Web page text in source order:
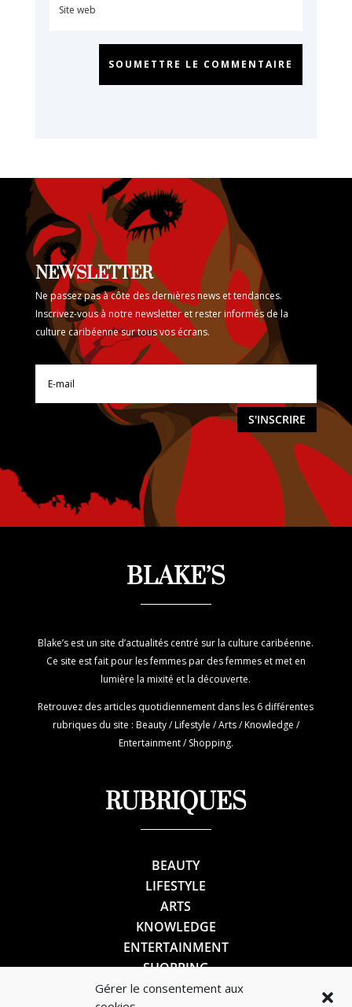
Gérer le consentement aux
SOUMETTRE LE COMMENTAIRE
NEWSLETTER
Ne passez pas à côte des dernières news et tendances.
Inscrivez-vous à notre newsletter et rester informés de la
culture caribéenne sur tous vos écrans.
S'INSCRIRE
BLAKE’S
Blake’s est un site d’actualités centré sur la culture caribéenne.
Ce site est fait pour les femmes par des femmes et met en
lumière la mixité et la découverte.
Retrouvez des articles quotidiennement dans les 6 différentes
rubriques du site : Beauty / Lifestyle / Arts / Knowledge /
Entertainment / Shopping.
RUBRIQUES
BEAUTY
LIFESTYLE
ARTS
KNOWLEDGE
ENTERTAINMENT
SHOPPING